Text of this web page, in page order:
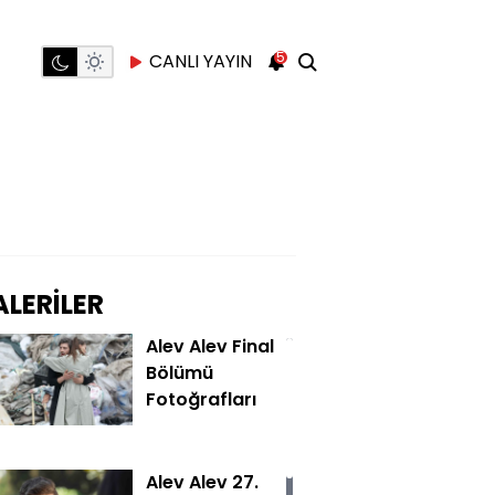
CANLI YAYIN 5
Alev Alev Final
Bölümü
Fotoğrafları
Alev Alev 27.